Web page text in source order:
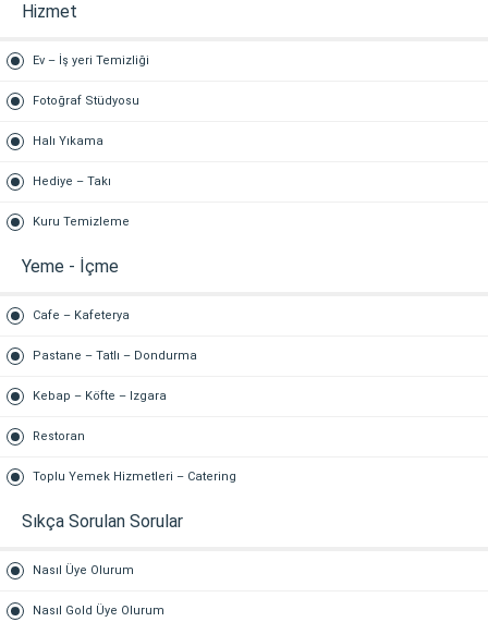
Hizmet
Ev – İş yeri Temizliği
Fotoğraf Stüdyosu
Halı Yıkama
Hediye – Takı
Kuru Temizleme
Yeme - İçme
Cafe – Kafeterya
Pastane – Tatlı – Dondurma
Kebap – Köfte – Izgara
Restoran
Toplu Yemek Hizmetleri – Catering
Sıkça Sorulan Sorular
Nasıl Üye Olurum
Nasıl Gold Üye Olurum